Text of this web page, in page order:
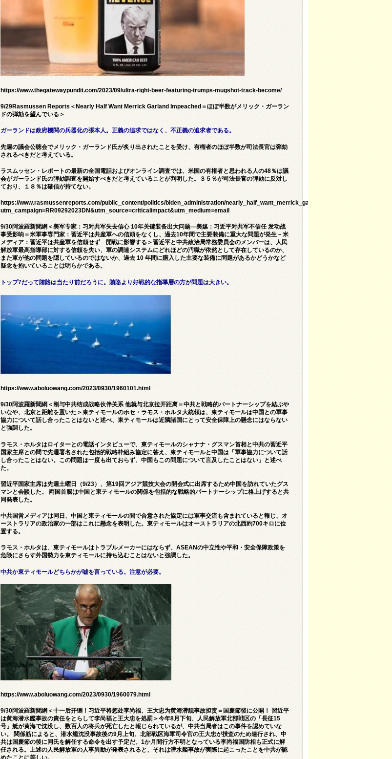
https://www.thegatewaypundit.com/2023/09/ultra-right-beer-featuring-trumps-mugshot-track-become/
9/29Rasmussen Reports＜Nearly Half Want Merrick Garland Impeached＝ほぼ半数がメリック・ガーラン
ドの弾劾を望んでいる＞
ガーランドは政府機関の兵器化の張本人。正義の追求ではなく、不正義の追求者である。
先週の議会公聴会でメリック・ガーランド氏が炙り出されたことを受け、有権者のほぼ半数が司法長官は弾劾
されるべきだと考えている。
ラスムッセン・レポートの最新の全国電話およびオンライン調査では、米国の有権者と思われる人の48％は議
会がガーランド氏の弾劾調査を開始すべきだと考えていることが判明した。３５％が司法長官の弾劾に反対し
ており、１８％は確信が持てない。
https://www.rasmussenreports.com/public_content/politics/biden_administration/nearly_half_want_merrick_garland_impeached?
utm_campaign=RR09292023DN&utm_source=criticalimpact&utm_medium=email
9/30阿波羅新聞網＜美军专家：习对共军失去信心 10年关键装备出大问题—美媒：习近平对共军不信任 发动战
事受影响＝米軍事専門家：習近平は共産軍への信頼をなくし、過去10年間で主要装備に重大な問題が発生－米
メディア：習近平は共産軍を信頼せず 開戦に影響する＞習近平と中共政治局常務委員会のメンバーは、人民
解放軍最高指導部に対する信頼を失い、軍の調達システムにどれほどの汚職が依然として存在しているのか、
また軍が他の問題を隠しているのではないか、過去 10 年間に購入した主要な装備に問題があるかどうかなど
疑念を抱いていることは明らかである。
トップ7だって賄賂は当たり前だろうに。賄賂より好戦的な指導層の方が問題は大きい。
https://www.aboluowang.com/2023/0930/1960101.html
9/30阿波羅新聞網＜刚与中共结成战略伙伴关系 他就与北京拉开距离＝中共と戦略的パートナーシップを結ぶや
いなや、北京と距離を置いた＞東ティモールのホセ・ラモス・ホルタ大統領は、東ティモールは中国との軍事
協力について話し合ったことはないと述べ、東ティモールは近隣諸国にとって安全保障上の懸念にはならない
と強調した。
ラモス・ホルタはロイターとの電話インタビューで、東ティモールのシャナナ・グスマン首相と中共の習近平
国家主席との間で先週署名された包括的戦略枠組み協定に答え、東ティモールと中国は「軍事協力について話
し合ったことはない。この問題は一度も出ておらず、中国もこの問題について言及したことはない」と述べ
た。
習近平国家主席は先週土曜日（9/23）、第19回アジア競技大会の開会式に出席するため中国を訪れていたグス
マンと会談した。 両国首脳は中国と東ティモールの関係を包括的な戦略的パートナーシップに格上げすると共
同発表した。
中共国営メディアは同日、中国と東ティモールの間で合意された協定には軍事交流も含まれていると報じ、オ
ーストラリアの政治家の一部はこれに懸念を表明した。東ティモールはオーストラリアの北西約700キロに位
置する。
ラモス・ホルタは、東ティモールはトラブルメーカーにはならず、ASEANの中立性や平和・安全保障政策を
危険にさらす外国勢力を東ティモールに持ち込むことはないと強調した。
中共か東ティモールどちらかが嘘を言っている。注意が必要。
https://www.aboluowang.com/2023/0930/1960079.html
9/30阿波羅新聞網＜十一后开铡！习近平将惩处李尚福、王大忠为黄海潜舰事故担责＝国慶節後に公開！ 習近平
は黄海潜水艦事故の責任をとらして李尚福と王大忠を処罰＞今年8月下旬、人民解放軍北部戦区の「長征15
号」艇が黄海で沈没し、数百人の将兵が死亡したと報じられているが、中共当局者はこの事件を認めていな
い。 関係筋によると、潜水艦沈没事故後の9月上旬、北部戦区海軍司令官の王大忠が捜査のため連行され、中
共は国慶節の後に同氏を解任する命令を出す予定だ。1か月間行方不明となっている李尚福国防相も正式に解
任される。上述の人民解放軍の人事異動が発表されると、それは潜水艦事故が実際に起こったことを中共が認
めたことに等しい。